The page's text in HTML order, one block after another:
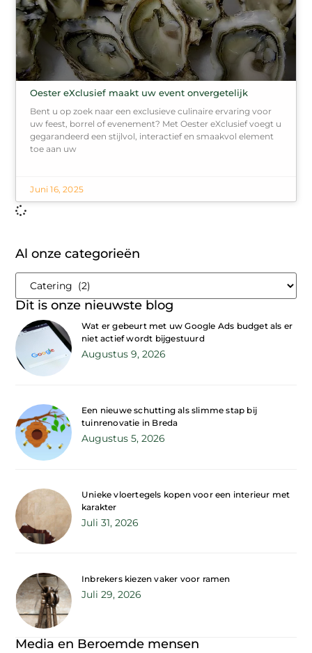
Oester eXclusief maakt uw event onvergetelijk
Bent u op zoek naar een exclusieve culinaire ervaring voor
uw feest, borrel of evenement? Met Oester eXclusief voegt u
gegarandeerd een stijlvol, interactief en smaakvol element
toe aan uw
Juni 16, 2025
Al onze categorieën
Dit is onze nieuwste blog
Wat er gebeurt met uw Google Ads budget als er
niet actief wordt bijgestuurd
Augustus 9, 2026
Een nieuwe schutting als slimme stap bij
tuinrenovatie in Breda
Augustus 5, 2026
Unieke vloertegels kopen voor een interieur met
karakter
Juli 31, 2026
Inbrekers kiezen vaker voor ramen
Juli 29, 2026
Media en Beroemde mensen